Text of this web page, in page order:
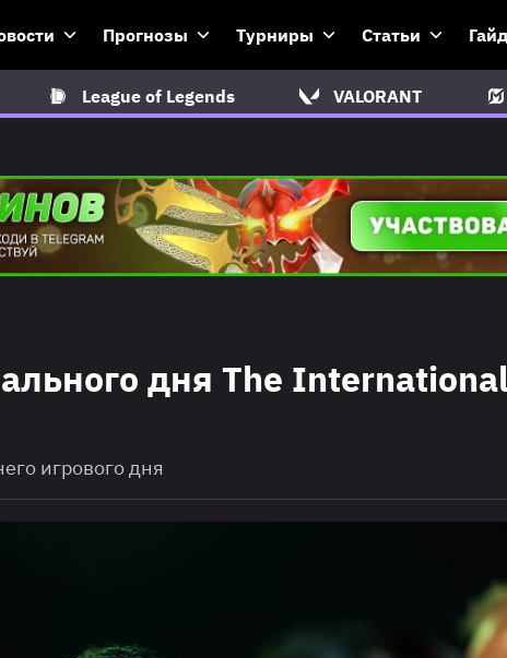
Прогнозы Турниры Статьи
League of Legends VALORANT
дня The
игрового дня